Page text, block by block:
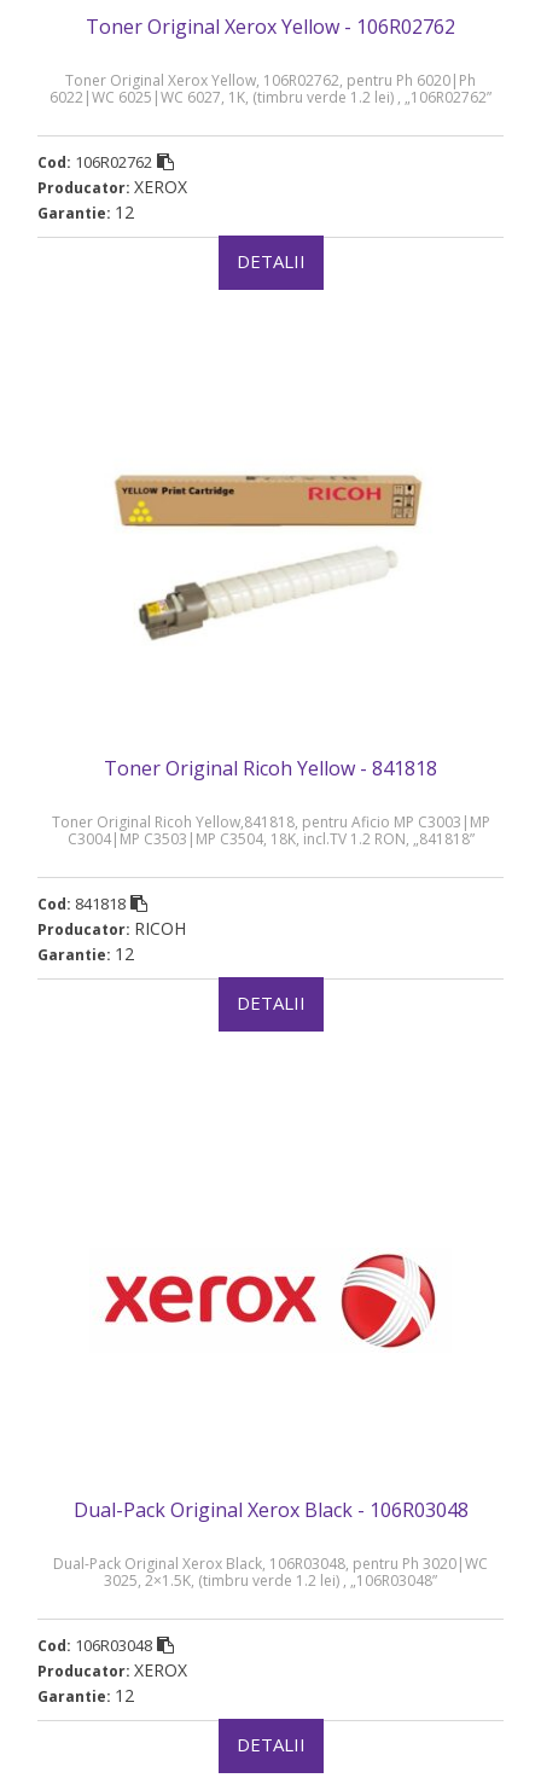
Toner Original Xerox Yellow - 106R02762
Toner Original Xerox Yellow, 106R02762, pentru Ph 6020|Ph
6022|WC 6025|WC 6027, 1K, (timbru verde 1.2 lei) , „106R02762”
Cod: 106R02762
Producator: XEROX
Garantie: 12
DETALII
Toner Original Ricoh Yellow - 841818
Toner Original Ricoh Yellow,841818, pentru Aficio MP C3003|MP
C3004|MP C3503|MP C3504, 18K, incl.TV 1.2 RON, „841818”
Cod: 841818
Producator: RICOH
Garantie: 12
DETALII
Dual-Pack Original Xerox Black - 106R03048
Dual-Pack Original Xerox Black, 106R03048, pentru Ph 3020|WC
3025, 2×1.5K, (timbru verde 1.2 lei) , „106R03048”
Cod: 106R03048
Producator: XEROX
Garantie: 12
DETALII